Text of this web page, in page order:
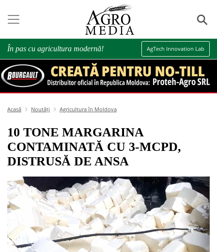
⚲
În pas cu agricultura modernă! AgTech Innovation Lab
Acasă Noutăți Agricultura în Moldova
10 TONE MARGARINA
CONTAMINATĂ CU 3-MCPD,
DISTRUSĂ DE ANSA